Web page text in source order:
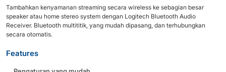
Tambahkan kenyamanan streaming secara wireless ke sebagian besar
speaker atau home stereo system dengan Logitech Bluetooth Audio
Receiver. Bluetooth multititik, yang mudah dipasang, dan terhubungkan
secara otomatis.
Features